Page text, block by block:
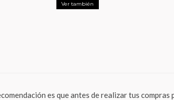
Ver también
es que antes de realizar tus compras